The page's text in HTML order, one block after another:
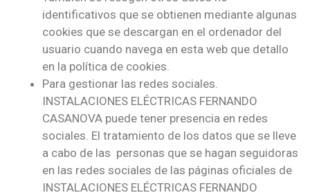
identificativos que se obtienen mediante algunas
cookies que se descargan en el ordenador del
usuario cuando navega en esta web que detallo
en la política de cookies.
Para gestionar las redes sociales.
INSTALACIONES ELÉCTRICAS FERNANDO
CASANOVA puede tener presencia en redes
sociales. El tratamiento de los datos que se lleve
a cabo de las personas que se hagan seguidoras
en las redes sociales de las páginas oficiales de
INSTALACIONES ELÉCTRICAS FERNANDO